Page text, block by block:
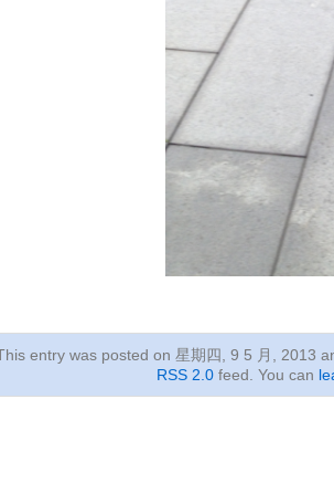
entry was posted on 星期四, 9 5 月, 2013
RSS 2.0feed. You can